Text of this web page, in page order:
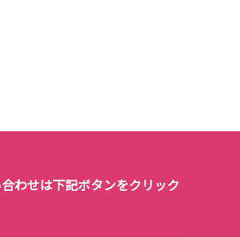
わせは下記ボタンをクリック